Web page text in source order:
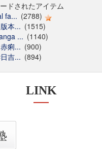
ドされたアイテム
fa... (2788)
本... (1515)
... (1140)
痢... (900)
吉... (894)
LINK